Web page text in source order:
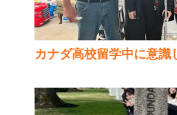
カナダ高校留学中に意識